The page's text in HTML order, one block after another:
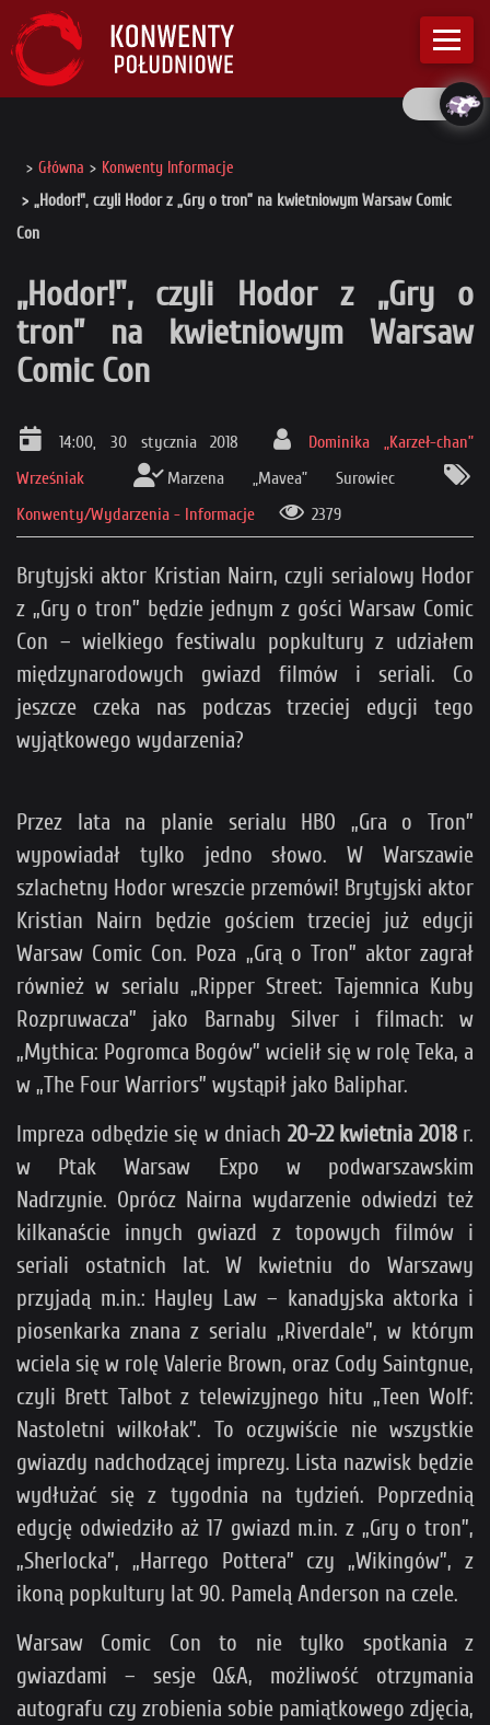
Główna
Konwenty Informacje
„Hodor!", czyli Hodor z „Gry o tron” na kwietniowym Warsaw Comic
Con
„Hodor!", czyli Hodor z „Gry o
tron” na kwietniowym Warsaw
Comic Con
14:00, 30 stycznia 2018
Dominika „Karzeł-chan”
Wrześniak
Marzena „Mavea” Surowiec
Konwenty/Wydarzenia - Informacje
2379
Brytyjski aktor Kristian Nairn, czyli serialowy Hodor
z „Gry o tron” będzie jednym z gości Warsaw Comic
Con – wielkiego festiwalu popkultury z udziałem
międzynarodowych gwiazd filmów i seriali. Co
jeszcze czeka nas podczas trzeciej edycji tego
wyjątkowego wydarzenia?
Przez lata na planie serialu HBO „Gra o Tron”
wypowiadał tylko jedno słowo. W Warszawie
szlachetny Hodor wreszcie przemówi! Brytyjski aktor
Kristian Nairn będzie gościem trzeciej już edycji
Warsaw Comic Con. Poza „Grą o Tron” aktor zagrał
również w serialu „Ripper Street: Tajemnica Kuby
Rozpruwacza” jako Barnaby Silver i filmach: w
„Mythica: Pogromca Bogów” wcielił się w rolę Teka, a
w „The Four Warriors” wystąpił jako Baliphar.
Impreza odbędzie się w dniach 20-22 kwietnia 2018r.
w Ptak Warsaw Expo w podwarszawskim
Nadrzynie. Oprócz Nairna wydarzenie odwiedzi też
kilkanaście innych gwiazd z topowych filmów i
seriali ostatnich lat. W kwietniu do Warszawy
przyjadą m.in.: Hayley Law – kanadyjska aktorka i
piosenkarka znana z serialu „Riverdale”, w którym
wciela się w rolę Valerie Brown, oraz Cody Saintgnue,
czyli Brett Talbot z telewizyjnego hitu „Teen Wolf:
Nastoletni wilkołak”. To oczywiście nie wszystkie
gwiazdy nadchodzącej imprezy. Lista nazwisk będzie
wydłużać się z tygodnia na tydzień. Poprzednią
edycję odwiedziło aż 17 gwiazd m.in. z „Gry o tron”,
„Sherlocka”, „Harrego Pottera” czy „Wikingów”, z
ikoną popkultury lat 90. Pamelą Anderson na czele.
Warsaw Comic Con to nie tylko spotkania z
gwiazdami – sesje Q&A, możliwość otrzymania
autografu czy zrobienia sobie pamiątkowego zdjęcia,